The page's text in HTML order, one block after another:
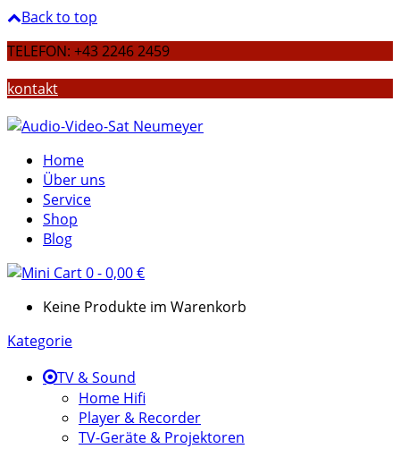
Back to top
TELEFON: +43 2246 2459
kontakt
Home
Über uns
Service
Shop
Blog
0-0,00€
Keine Produkte im Warenkorb
Kategorie
TV & Sound
Home Hifi
Player & Recorder
TV-Geräte & Projektoren